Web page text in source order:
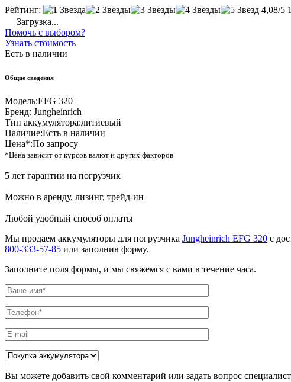
Рейтинг: 4,08/5
Загрузка...
Помочь с выбором?
Узнать стоимость
Есть в наличии
Общие сведения
Модель:EFG 320
Бренд: Jungheinrich
Тип аккумулятора:литиевый
Наличие:Есть в наличии
Цена*:По запросу
*Цена зависит от курсов валют и других факторов
5 лет гарантии на погрузчик
Можно в аренду, лизинг, трейд-ин
Любой удобный способ оплаты
Мы продаем аккумуляторы для погрузчика Jungheinrich EFG 320 с
800-333-57-85 или заполнив форму.
Заполните поля формы, и мы свяжемся с вами в течение часа.
Вы можете добавить свой комментарий или задать вопрос